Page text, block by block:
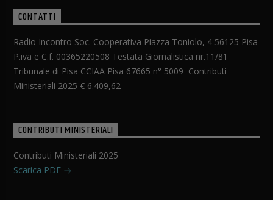
CONTATTI
Radio Incontro Soc. Cooperativa Piazza Toniolo, 4 56125 Pisa
P.iva e C.f. 00365220508 Testata Giornalistica nr.11/81
Tribunale di Pisa CCIAA Pisa 67665 n° 5009 Contributi
Ministeriali 2025 € 6.409,62
CONTRIBUTI MINISTERIALI
Contributi Ministeriali 2025
Scarica PDF